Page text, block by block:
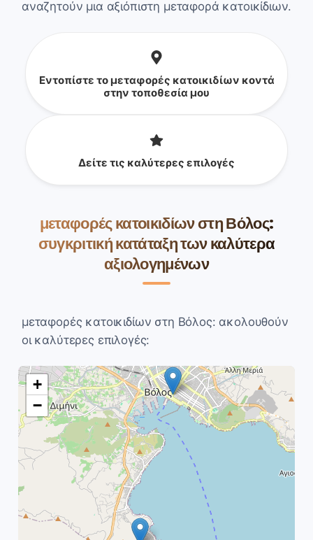
αναζητούν μια αξιόπιστη μεταφορά κατοικίδιων.
Εντοπίστε το μεταφορές κατοικιδίων κοντά
στην τοποθεσία μου
Δείτε τις καλύτερες επιλογές
μεταφορές κατοικιδίων στη Βόλος:
συγκριτική κατάταξη των καλύτερα
αξιολογημένων
μεταφορές κατοικιδίων στη Βόλος: ακολουθούν
οι καλύτερες επιλογές:
+
−